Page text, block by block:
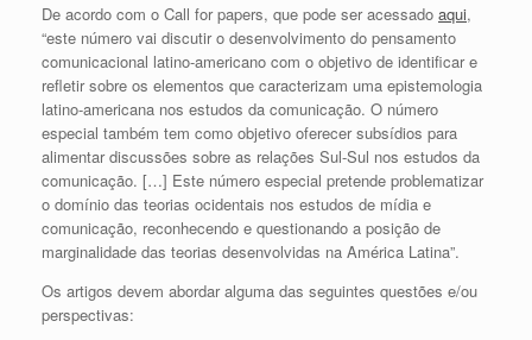
De acordo com o Call for papers, que pode ser acessado aqui,
“este número vai discutir o desenvolvimento do pensamento
comunicacional latino-americano com o objetivo de identificar e
refletir sobre os elementos que caracterizam uma epistemologia
latino-americana nos estudos da comunicação. O número
especial também tem como objetivo oferecer subsídios para
alimentar discussões sobre as relações Sul-Sul nos estudos da
comunicação. […] Este número especial pretende problematizar
o domínio das teorias ocidentais nos estudos de mídia e
comunicação, reconhecendo e questionando a posição de
marginalidade das teorias desenvolvidas na América Latina”.
Os artigos devem abordar alguma das seguintes questões e/ou
perspectivas: